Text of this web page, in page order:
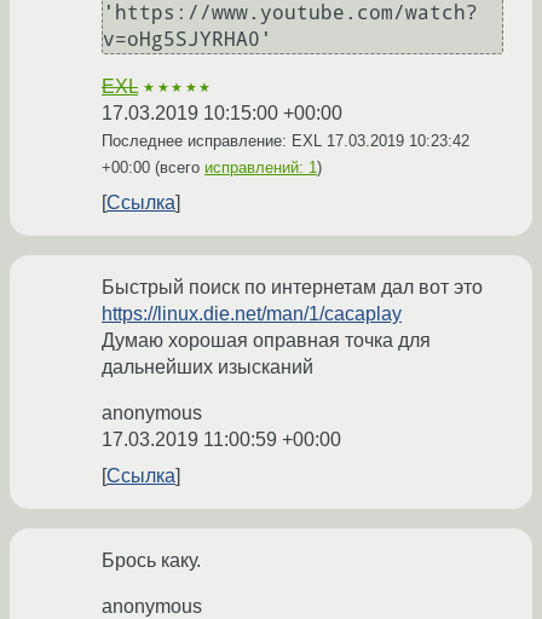
'https://www.youtube.com/watch?
EXL ★★★★★
17.03.2019 10:15:00 +00:00
Последнее исправление: EXL 17.03.2019 10:23:42
+00:00 (всего исправлений: 1)
Ссылка
Быстрый поиск по интернетам дал вот это
https://linux.die.net/man/1/cacaplay
Думаю хорошая оправная точка для
дальнейших изысканий
anonymous
17.03.2019 11:00:59 +00:00
Ссылка
Брось каку.
anonymous